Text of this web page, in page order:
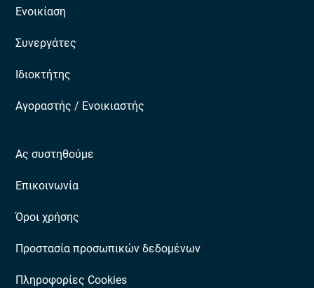
Ενοικίαση
Συνεργάτες
Ιδιοκτήτης
Αγοραστής / Ενοικιαστής
Ας συστηθούμε
Επικοινωνία
Όροι χρήσης
Προστασία προσωπικών δεδομένων
Πληροφορίες Cookies